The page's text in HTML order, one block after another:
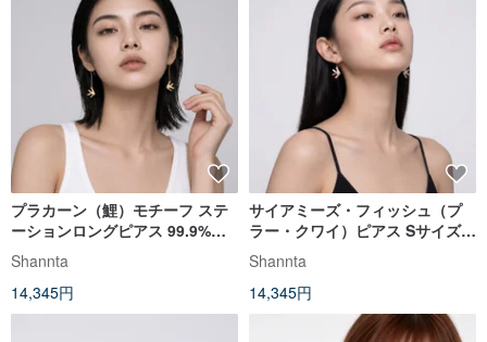
プラカーン（鯉）モチーフ ステ
ーションロングピアス 99.9%純
銀製 Sサイズ 18Kリッチゴール
ドコーティング
Shannta
14,345円
サイアミーズ・フィッシュ（プ
ラー・クワイ）ピアス Sサイズ、
スターリングシルバー99.9%、
18Kローズゴールドコーティング
Shannta
14,345円